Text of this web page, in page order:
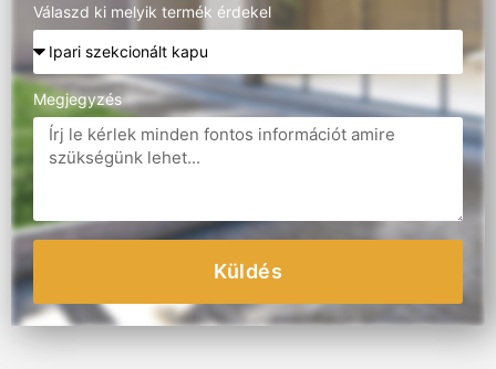
Válaszd ki melyik termék érdekel
Megjegyzés
Küldés